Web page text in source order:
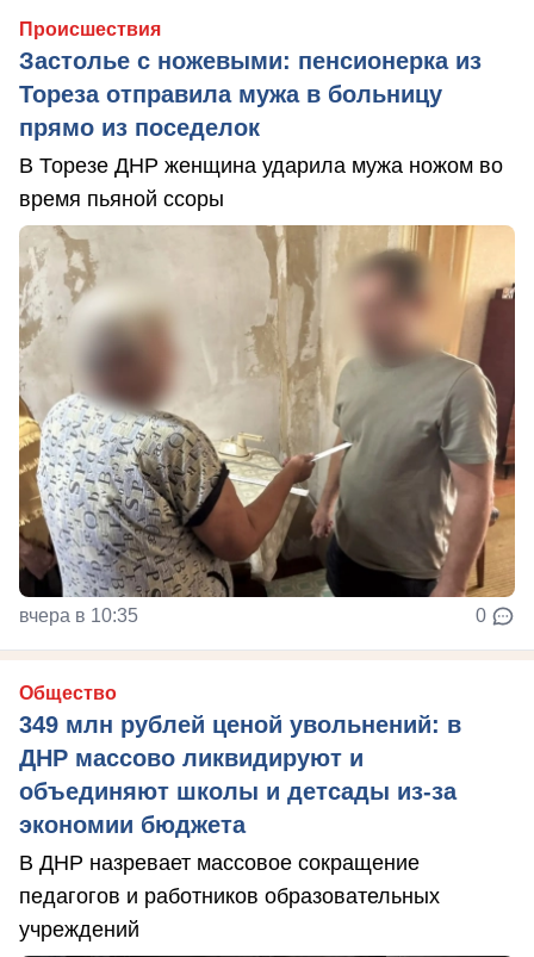
Происшествия
Застолье с ножевыми: пенсионерка из
Тореза отправила мужа в больницу
прямо из поседелок
В Торезе ДНР женщина ударила мужа ножом во
время пьяной ссоры
вчера в 10:35 0
Общество
349 млн рублей ценой увольнений: в
ДНР массово ликвидируют и
объединяют школы и детсады из-за
экономии бюджета
В ДНР назревает массовое сокращение
педагогов и работников образовательных
учреждений